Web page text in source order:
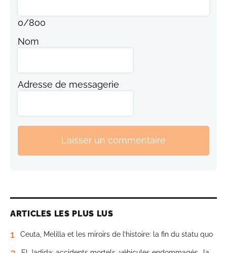
0/800
Nom
Adresse de messagerie
Laisser un commentaire
ARTICLES LES PLUS LUS
1 Ceuta, Melilla et les miroirs de l’histoire: la fin du statu quo